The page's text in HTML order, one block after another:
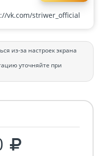
vk.com/striwer_official
из-за настроек экрана
уточняйте при